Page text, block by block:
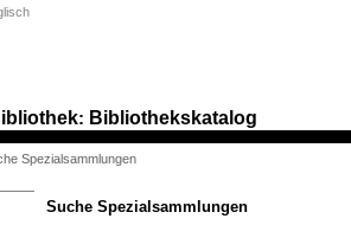
: Bibliothekskatalog
Spezialsammlungen
Suche Spezialsammlungen